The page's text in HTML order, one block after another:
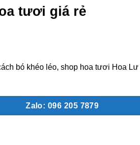
tươi giá rẻ
bó khéo léo, shop hoa tươi Hoa
Zalo: 096 205 7879